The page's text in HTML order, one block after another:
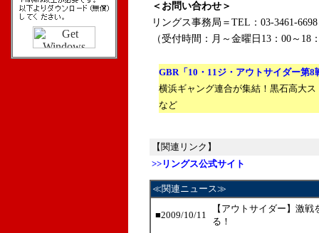
＜お問い合わせ＞
リングス事務局 ＝TEL：03-3461-6698
（受付時間：月～金曜日13：00～18
GBR「10・11ジ・アウトサイダー第8
横浜ギャング連合が集結！黒石高大
など
【関連リンク】
>>リングス公式サイト
≪関連ニュース≫
■2009/10/11
【アウトサイダー】激
る！